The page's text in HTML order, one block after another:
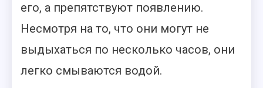
его, а препятствуют появлению.
Несмотря на то, что они могут не
выдыхаться по несколько часов, они
легко смываются водой.